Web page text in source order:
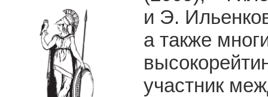
и Э.
а также
участник